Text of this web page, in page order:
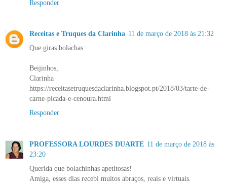
Responder
Receitas e Truques da Clarinha 11 de março de 2018 às 21:32
Que giras bolachas.
Beijinhos,
Clarinha
https://receitasetruquesdaclarinha.blogspot.pt/2018/03/tarte-de-
carne-picada-e-cenoura.html
Responder
PROFESSORA LOURDES DUARTE 11 de março de 2018 às
23:20
Querida que bolachinhas apetitosas!
Amiga, esses dias recebi muitos abraços, reais e virtuais.